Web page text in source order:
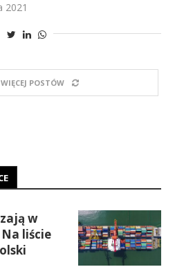
2021
POSTÓW
w
liście